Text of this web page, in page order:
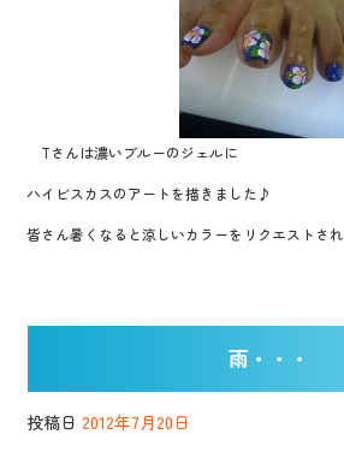
Tさんは濃いブルーのジェルに
ハイビスカスのアートを描きました♪
皆さん暑くなると涼しいカラーをリクエストさ
雨・・・
投稿日 2012年7月20日